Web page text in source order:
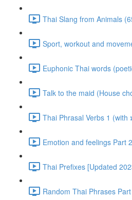
Thai Slang from Animals
Sport, workout and
Euphonic Thai words
Talk to the maid (House
Thai Phrasal Verbs 1 (with
Emotion and feelings
Thai Prefixes [Updated
Random Thai Phrases